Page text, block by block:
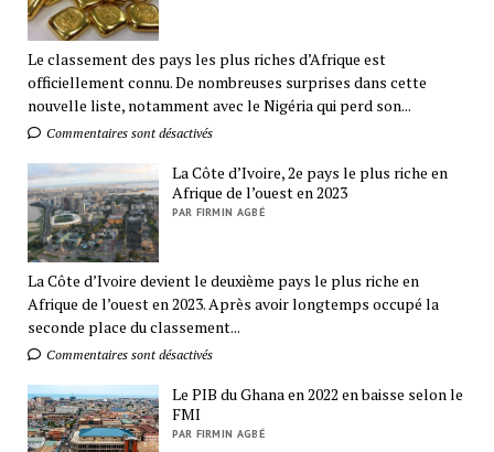
Le classement des pays les plus riches d’Afrique est
officiellement connu. De nombreuses surprises dans cette
nouvelle liste, notamment avec le Nigéria qui perd son...
Commentaires sont désactivés
La Côte d’Ivoire, 2e pays le plus riche en
Afrique de l’ouest en 2023
PAR FIRMIN AGBÉ
La Côte d’Ivoire devient le deuxième pays le plus riche en
Afrique de l’ouest en 2023. Après avoir longtemps occupé la
seconde place du classement...
Commentaires sont désactivés
Le PIB du Ghana en 2022 en baisse selon le
FMI
PAR FIRMIN AGBÉ